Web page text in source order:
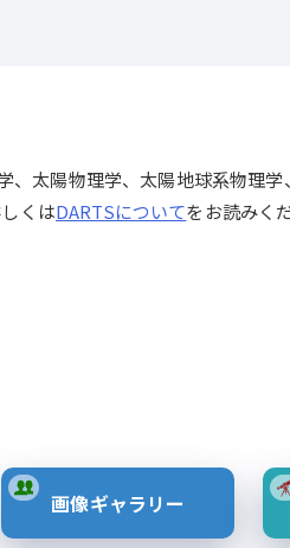
太陽物理学、太陽地球系物理学
くはDARTSについてをお読みく
画像ギャラリー